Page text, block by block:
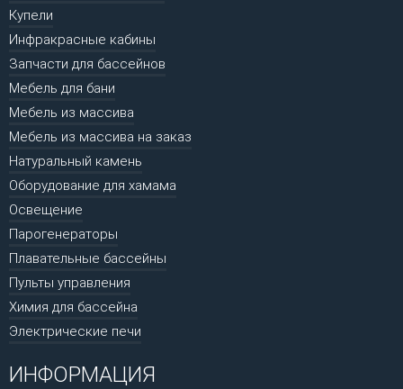
Купели
Инфракрасные кабины
Запчасти для бассейнов
Мебель для бани
Мебель из массива
Мебель из массива на заказ
Натуральный камень
Оборудование для хамама
Освещение
Парогенераторы
Плавательные бассейны
Пульты управления
Химия для бассейна
Электрические печи
ИНФОРМАЦИЯ